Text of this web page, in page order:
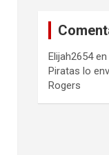
Elijah2654
Piratas lo
Rogers